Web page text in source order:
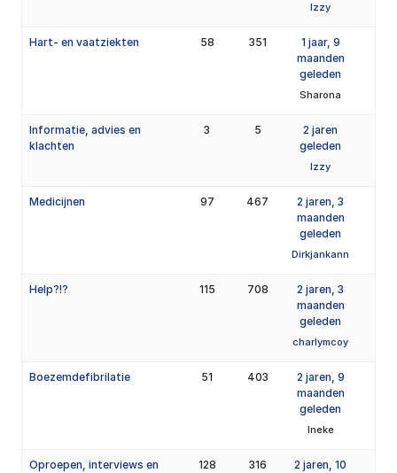
Izzy
Hart- en vaatziekten 58 351
1 jaar, 9
maanden
geleden
Sharona
Informatie, advies en
klachten
3 5
2 jaren
geleden
Izzy
Medicijnen 97 467
2 jaren, 3
maanden
geleden
Dirkjankann
Help?!? 115 708
2 jaren, 3
maanden
geleden
charlymcoy
Boezemdefibrilatie 51 403
2 jaren, 9
maanden
geleden
Ineke
Oproepen, interviews en
128 316
2 jaren, 10